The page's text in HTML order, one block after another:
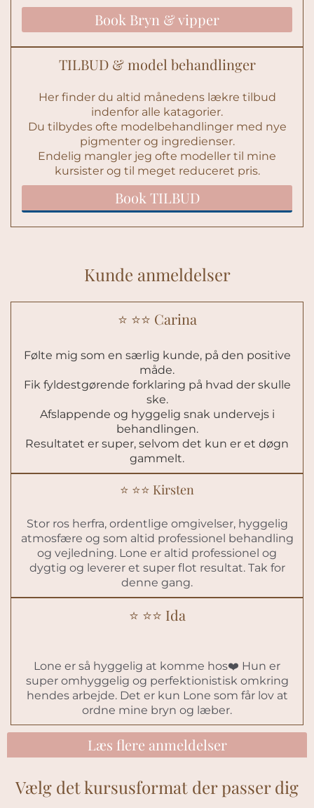
Book Bryn & vipper
TILBUD & model behandlinger
Her finder du altid månedens lækre tilbud
indenfor alle katagorier.
Du tilbydes ofte modelbehandlinger med nye
pigmenter og ingredienser.
Endelig mangler jeg ofte modeller til mine
kursister og til meget reduceret pris.
Book TILBUD
Kunde anmeldelser
⭐️ ⭐️⭐️ Carina
Følte mig som en særlig kunde, på den positive
måde.
Fik fyldestgørende forklaring på hvad der skulle
ske.
Afslappende og hyggelig snak undervejs i
behandlingen.
Resultatet er super, selvom det kun er et døgn
gammelt.
⭐️ ⭐️⭐️ Kirsten
Stor ros herfra, ordentlige omgivelser, hyggelig
atmosfære og som altid professionel behandling
og vejledning. Lone er altid professionel og
dygtig og leverer et super flot resultat. Tak for
denne gang.
⭐️ ⭐️⭐️ Ida
Lone er så hyggelig at komme hos❤️ Hun er
super omhyggelig og perfektionistisk omkring
hendes arbejde. Det er kun Lone som får lov at
ordne mine bryn og læber.
Læs flere anmeldelser
Vælg det kursusformat der passer dig